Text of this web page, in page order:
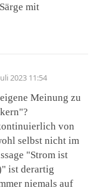
mit
2023 11:54
Meinung zu
von
selbst nicht im
"Strom ist
ist derartig
niemals auf